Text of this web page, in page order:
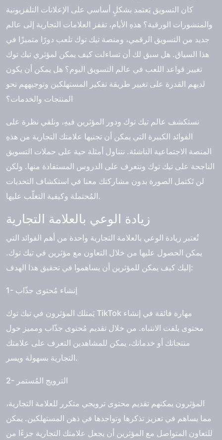
كان التسويق يَعتمد بشكلٍ أساسي على الإعلانات التلفزيونية
والمنشورات الورقية؟ هذهِ الأيام، تقفز العلامات التجارية إلى عالم
جديد من التسويق الرقمي، ومنصة تيك توك تلعب دورًا متميزًا في
هذا السياق. هل سبق لك أن تساءلت كيف يمكن لمؤثري تيك توك
تغيير قواعد اللعب في عالم التسويق اليوم؟ هل يمكن أن يكون
لديهم القدرة على تغيير طريقة تفكير المستهلكين وتوجيههم نحو
المنتجات والخدمات؟
نستكشف عالم تيك توك ودور المؤثرين فيهِ، ونلقي نظرة على
الفوائد الكبيرة التي يمكن أن تجنيها علامتك التجارية من هذهِ
المنصة الاجتماعية الناشئة. نتناول أمثلة حية على حملات التسويق
الناجحة على تيك توك ونتعرف على الدروس المستفادة منها. ولكن
لن تَكتمل الصورة بدون مشاركتك معنا في استكشاف التحديات
المُحتملة وكيفية التغلّب عليها.
زيادة الوعي بالعلامة التجارية
تُعتبر زيادة الوعي بالعلامة التجارية واحدة من أهم الفوائد التي
يمكن الحصول عليها من خلال التعاون مع مؤثرين في تيك توك.
إليك كيف يمكن للمؤثرين أن يساهموا في تحقيق هذا الهدف:
1- إنشاء مُحتوى جذّاب
يَمتلك المؤثرون في تيك توك TikTok مهارة فائقة في إنشاء
محتوى يلفت الانتباه. من خلال تقديم مُحتوى جذّاب ومميز حول
منتجاتك أو خدماتك، يمكن للمشاهدين التعرف على علامتك
التجارية بسهولة ويسر.
2- الترويج المُستمر
المؤثرون يمكنهم تقديم محتوى ترويجي متكرر للعلامة التجارية،
مما يساهم في تعزيز تذكرها وتواجدها في ذهن المستهلكين. يمكن
للتعاون المتواصل مع المؤثرين أن يجعل علامتك التجارية جزءًا من